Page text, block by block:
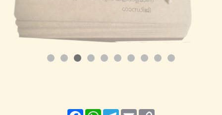
FacebookWhatsAppTelegram
Email